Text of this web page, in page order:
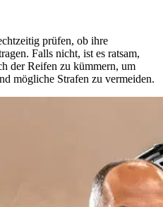
prüfen, ob ihre
Falls nicht, ist es ratsam,
der Reifen zu kümmern, um
mögliche Strafen zu vermeiden.